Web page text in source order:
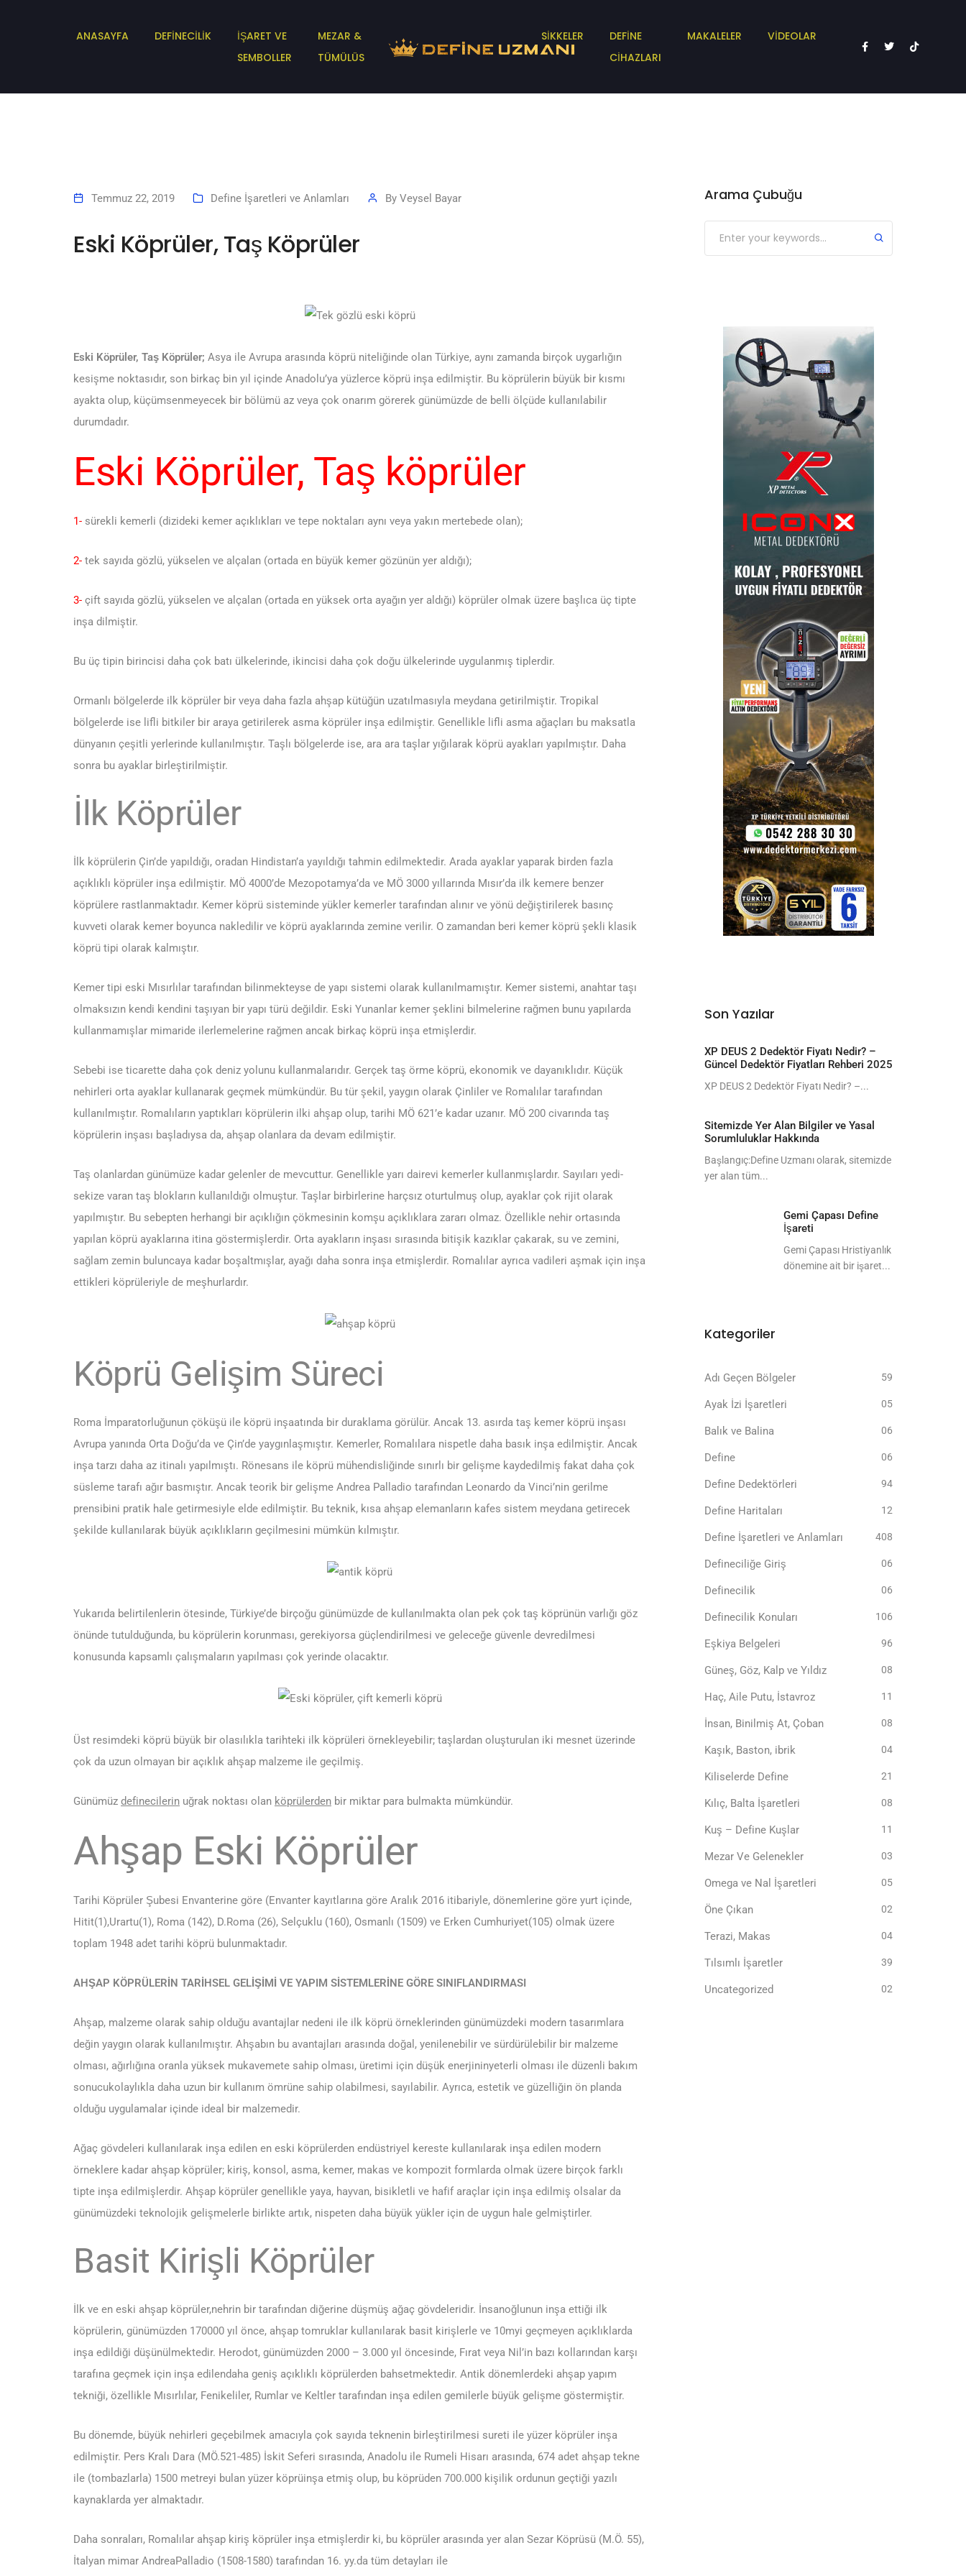
ANASAYFA DEFİNECİLİK
İŞARET VE
SEMBOLLER
MEZAR &
TÜMÜLÜS
SİKKELER
DEFİNE
CİHAZLARI
MAKALELER VİDEOLAR
Temmuz 22, 2019 Define İşaretleri ve Anlamları By Veysel Bayar
Eski Köprüler, Taş Köprüler
Eski Köprüler, Taş Köprüler; Asya ile Avrupa arasında köprü niteliğinde olan Türkiye, aynı zamanda birçok uygarlığın
kesişme noktasıdır, son birkaç bin yıl içinde Anadolu’ya yüzlerce köprü inşa edilmiştir. Bu köprülerin büyük bir kısmı
ayakta olup, küçümsenmeyecek bir bölümü az veya çok onarım görerek günümüzde de belli ölçüde kullanılabilir
durumdadır.
Eski Köprüler, Taş köprüler
1- sürekli kemerli (dizideki kemer açıklıkları ve tepe noktaları aynı veya yakın mertebede olan);
2- tek sayıda gözlü, yükselen ve alçalan (ortada en büyük kemer gözünün yer aldığı);
3- çift sayıda gözlü, yükselen ve alçalan (ortada en yüksek orta ayağın yer aldığı) köprüler olmak üzere başlıca üç tipte
inşa dilmiştir.
Bu üç tipin birincisi daha çok batı ülkelerinde, ikincisi daha çok doğu ülkelerinde uygulanmış tiplerdir.
Ormanlı bölgelerde ilk köprüler bir veya daha fazla ahşap kütüğün uzatılmasıyla meydana getirilmiştir. Tropikal
bölgelerde ise lifli bitkiler bir araya getirilerek asma köprüler inşa edilmiştir. Genellikle lifli asma ağaçları bu maksatla
dünyanın çeşitli yerlerinde kullanılmıştır. Taşlı bölgelerde ise, ara ara taşlar yığılarak köprü ayakları yapılmıştır. Daha
sonra bu ayaklar birleştirilmiştir.
İlk Köprüler
İlk köprülerin Çin’de yapıldığı, oradan Hindistan’a yayıldığı tahmin edilmektedir. Arada ayaklar yaparak birden fazla
açıklıklı köprüler inşa edilmiştir. MÖ 4000’de Mezopotamya’da ve MÖ 3000 yıllarında Mısır’da ilk kemere benzer
köprülere rastlanmaktadır. Kemer köprü sisteminde yükler kemerler tarafından alınır ve yönü değiştirilerek basınç
kuvveti olarak kemer boyunca nakledilir ve köprü ayaklarında zemine verilir. O zamandan beri kemer köprü şekli klasik
köprü tipi olarak kalmıştır.
Kemer tipi eski Mısırlılar tarafından bilinmekteyse de yapı sistemi olarak kullanılmamıştır. Kemer sistemi, anahtar taşı
olmaksızın kendi kendini taşıyan bir yapı türü değildir. Eski Yunanlar kemer şeklini bilmelerine rağmen bunu yapılarda
kullanmamışlar mimaride ilerlemelerine rağmen ancak birkaç köprü inşa etmişlerdir.
Sebebi ise ticarette daha çok deniz yolunu kullanmalarıdır. Gerçek taş örme köprü, ekonomik ve dayanıklıdır. Küçük
nehirleri orta ayaklar kullanarak geçmek mümkündür. Bu tür şekil, yaygın olarak Çinliler ve Romalılar tarafından
kullanılmıştır. Romalıların yaptıkları köprülerin ilki ahşap olup, tarihi MÖ 621’e kadar uzanır. MÖ 200 civarında taş
köprülerin inşası başladıysa da, ahşap olanlara da devam edilmiştir.
Taş olanlardan günümüze kadar gelenler de mevcuttur. Genellikle yarı dairevi kemerler kullanmışlardır. Sayıları yedi-
sekize varan taş blokların kullanıldığı olmuştur. Taşlar birbirlerine harçsız oturtulmuş olup, ayaklar çok rijit olarak
yapılmıştır. Bu sebepten herhangi bir açıklığın çökmesinin komşu açıklıklara zararı olmaz. Özellikle nehir ortasında
yapılan köprü ayaklarına itina göstermişlerdir. Orta ayakların inşası sırasında bitişik kazıklar çakarak, su ve zemini,
sağlam zemin buluncaya kadar boşaltmışlar, ayağı daha sonra inşa etmişlerdir. Romalılar ayrıca vadileri aşmak için inşa
ettikleri köprüleriyle de meşhurlardır.
Köprü Gelişim Süreci
Roma İmparatorluğunun çöküşü ile köprü inşaatında bir duraklama görülür. Ancak 13. asırda taş kemer köprü inşası
Avrupa yanında Orta Doğu’da ve Çin’de yaygınlaşmıştır. Kemerler, Romalılara nispetle daha basık inşa edilmiştir. Ancak
inşa tarzı daha az itinalı yapılmıştı. Rönesans ile köprü mühendisliğinde sınırlı bir gelişme kaydedilmiş fakat daha çok
süsleme tarafı ağır basmıştır. Ancak teorik bir gelişme Andrea Palladio tarafından Leonardo da Vinci’nin gerilme
prensibini pratik hale getirmesiyle elde edilmiştir. Bu teknik, kısa ahşap elemanların kafes sistem meydana getirecek
şekilde kullanılarak büyük açıklıkların geçilmesini mümkün kılmıştır.
Yukarıda belirtilenlerin ötesinde, Türkiye’de birçoğu günümüzde de kullanılmakta olan pek çok taş köprünün varlığı göz
önünde tutulduğunda, bu köprülerin korunması, gerekiyorsa güçlendirilmesi ve geleceğe güvenle devredilmesi
konusunda kapsamlı çalışmaların yapılması çok yerinde olacaktır.
Üst resimdeki köprü büyük bir olasılıkla tarihteki ilk köprüleri örnekleyebilir; taşlardan oluşturulan iki mesnet üzerinde
çok da uzun olmayan bir açıklık ahşap malzeme ile geçilmiş.
Günümüz definecilerin uğrak noktası olan köprülerden bir miktar para bulmakta mümkündür.
Ahşap Eski Köprüler
Tarihi Köprüler Şubesi Envanterine göre (Envanter kayıtlarına göre Aralık 2016 itibariyle, dönemlerine göre yurt içinde,
Hitit(1),Urartu(1), Roma (142), D.Roma (26), Selçuklu (160), Osmanlı (1509) ve Erken Cumhuriyet(105) olmak üzere
toplam 1948 adet tarihi köprü bulunmaktadır.
AHŞAP KÖPRÜLERİN TARİHSEL GELİŞİMİ VE YAPIM SİSTEMLERİNE GÖRE SINIFLANDIRMASI
Ahşap, malzeme olarak sahip olduğu avantajlar nedeni ile ilk köprü örneklerinden günümüzdeki modern tasarımlara
değin yaygın olarak kullanılmıştır. Ahşabın bu avantajları arasında doğal, yenilenebilir ve sürdürülebilir bir malzeme
olması, ağırlığına oranla yüksek mukavemete sahip olması, üretimi için düşük enerjininyeterli olması ile düzenli bakım
sonucukolaylıkla daha uzun bir kullanım ömrüne sahip olabilmesi, sayılabilir. Ayrıca, estetik ve güzelliğin ön planda
olduğu uygulamalar içinde ideal bir malzemedir.
Ağaç gövdeleri kullanılarak inşa edilen en eski köprülerden endüstriyel kereste kullanılarak inşa edilen modern
örneklere kadar ahşap köprüler; kiriş, konsol, asma, kemer, makas ve kompozit formlarda olmak üzere birçok farklı
tipte inşa edilmişlerdir. Ahşap köprüler genellikle yaya, hayvan, bisikletli ve hafif araçlar için inşa edilmiş olsalar da
günümüzdeki teknolojik gelişmelerle birlikte artık, nispeten daha büyük yükler için de uygun hale gelmiştirler.
Basit Kirişli Köprüler
İlk ve en eski ahşap köprüler,nehrin bir tarafından diğerine düşmüş ağaç gövdeleridir. İnsanoğlunun inşa ettiği ilk
köprülerin, günümüzden 170000 yıl önce, ahşap tomruklar kullanılarak basit kirişlerle ve 10myi geçmeyen açıklıklarda
inşa edildiği düşünülmektedir. Herodot, günümüzden 2000 – 3.000 yıl öncesinde, Fırat veya Nil’in bazı kollarından karşı
tarafına geçmek için inşa edilendaha geniş açıklıklı köprülerden bahsetmektedir. Antik dönemlerdeki ahşap yapım
tekniği, özellikle Mısırlılar, Fenikeliler, Rumlar ve Keltler tarafından inşa edilen gemilerle büyük gelişme göstermiştir.
Bu dönemde, büyük nehirleri geçebilmek amacıyla çok sayıda teknenin birleştirilmesi sureti ile yüzer köprüler inşa
edilmiştir. Pers Kralı Dara (MÖ.521-485) İskit Seferi sırasında, Anadolu ile Rumeli Hisarı arasında, 674 adet ahşap tekne
ile (tombazlarla) 1500 metreyi bulan yüzer köprüinşa etmiş olup, bu köprüden 700.000 kişilik ordunun geçtiği yazılı
kaynaklarda yer almaktadır.
Daha sonraları, Romalılar ahşap kiriş köprüler inşa etmişlerdir ki, bu köprüler arasında yer alan Sezar Köprüsü (M.Ö. 55),
İtalyan mimar AndreaPalladio (1508-1580) tarafından 16. yy.da tüm detayları ile
Arama Çubuğu
Son Yazılar
XP DEUS 2 Dedektör Fiyatı Nedir? –
Güncel Dedektör Fiyatları Rehberi 2025
XP DEUS 2 Dedektör Fiyatı Nedir? –...
Sitemizde Yer Alan Bilgiler ve Yasal
Sorumluluklar Hakkında
Başlangıç:Define Uzmanı olarak, sitemizde
yer alan tüm...
Gemi Çapası Define
İşareti
Gemi Çapası Hristiyanlık
dönemine ait bir işaret...
Kategoriler
Adı Geçen Bölgeler 59
Ayak İzi İşaretleri 05
Balık ve Balina 06
Define 06
Define Dedektörleri 94
Define Haritaları 12
Define İşaretleri ve Anlamları 408
Defineciliğe Giriş 06
Definecilik 06
Definecilik Konuları 106
Eşkiya Belgeleri 96
Güneş, Göz, Kalp ve Yıldız 08
Haç, Aile Putu, İstavroz 11
İnsan, Binilmiş At, Çoban 08
Kaşık, Baston, ibrik 04
Kiliselerde Define 21
Kılıç, Balta İşaretleri 08
Kuş – Define Kuşlar 11
Mezar Ve Gelenekler 03
Omega ve Nal İşaretleri 05
Öne Çıkan 02
Terazi, Makas 04
Tılsımlı İşaretler 39
Uncategorized 02